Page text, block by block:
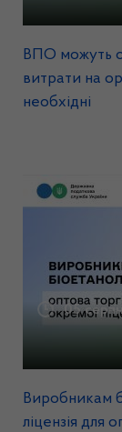
ВПО можуть
витрати на
необхідні
05
Виробникам
ліцензія для